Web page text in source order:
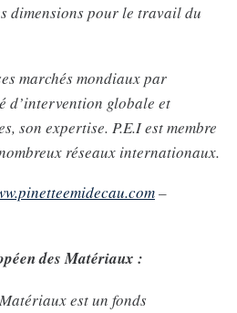
dimensions pour le travail du
marchés mondiaux par
d’intervention globale et
son expertise. P.E.I est membre
réseaux internationaux.
–
des Matériaux :
est un fonds